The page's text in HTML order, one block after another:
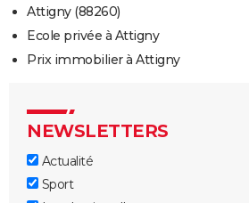
Attigny (88260)
Ecole privée à Attigny
Prix immobilier à Attigny
NEWSLETTERS
Actualité
Sport